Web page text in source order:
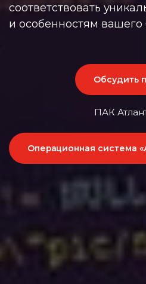
соответствовать
и особенностям вашего
Обсудить
ПАК
Операционная система